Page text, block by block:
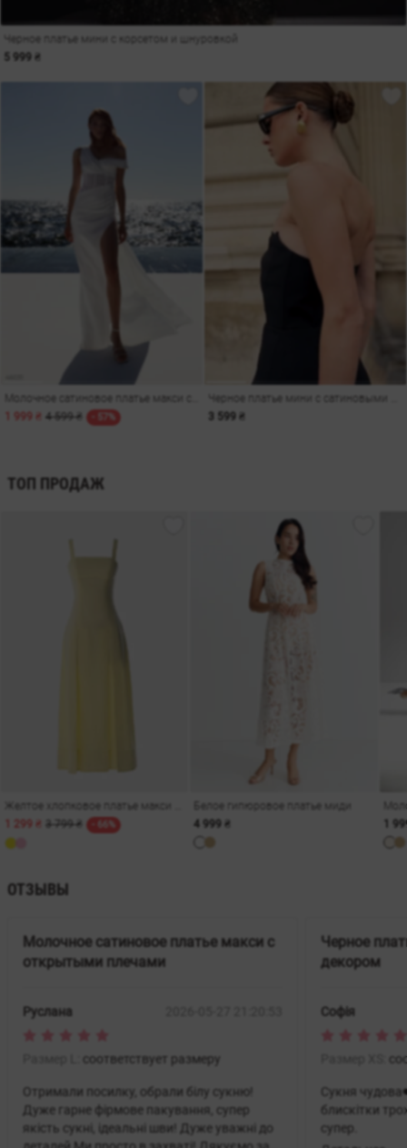
Черное платье мини с корсетом и шнуровкой
5 999 ₴
4 599 ₴ - 57%
3 599 ₴
ТОП ПРОДАЖ
3 799 ₴ - 66%
Белое гипюровое платье миди
4 999 ₴
1
ОТЗЫВЫ
Молочное сатиновое платье макси с
открытыми плечами
Руслана
соответствует размеру
Отримали посилку, обрали білу сукню!
Дуже гарне фірмове пакування, супер
якість сукні, ідеальні шви! Дуже уважні до
Черное
декором
Софія
Сукня
блискітки
супер.